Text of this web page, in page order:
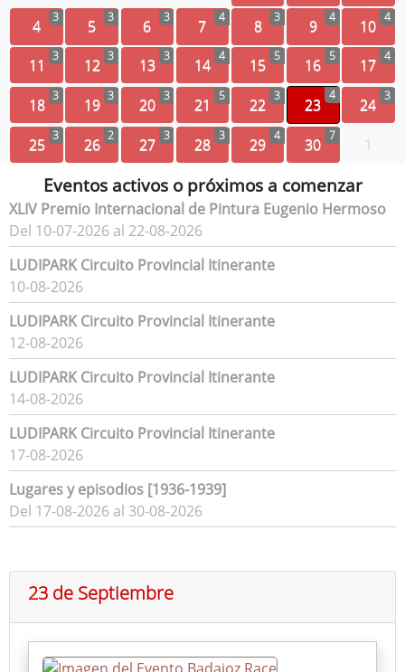
4 3 5 3 6 3 7 4 8 3 9 4 10 4
11 3 12 3 13 3 14 4 15 5 16 5 17 4
18 3 19 3 20 3 21 5 22 3 23
4
24 3
25 3 26 2 27 3 28 3 29 4 30 7 1
Eventos activos o próximos a comenzar
XLIV Premio Internacional de Pintura Eugenio Hermoso
Del 10-07-2026 al 22-08-2026
LUDIPARK Circuito Provincial Itinerante
10-08-2026
LUDIPARK Circuito Provincial Itinerante
12-08-2026
LUDIPARK Circuito Provincial Itinerante
14-08-2026
LUDIPARK Circuito Provincial Itinerante
17-08-2026
Lugares y episodios [1936-1939]
Del 17-08-2026 al 30-08-2026
23 de Septiembre